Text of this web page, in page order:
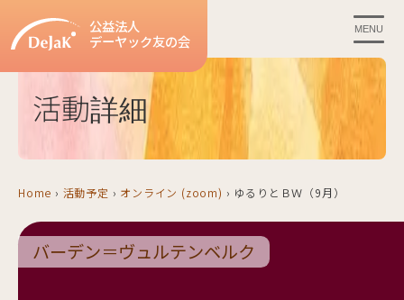
公益法人
デーヤック友の会
MENU
活動詳細
Home › 活動予定 › オンライン (zoom) › ゆるりとＢＷ（9月）
バーデン＝ヴュルテンベルク